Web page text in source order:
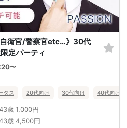
衛官/警察官etc…》30代
定パーティ
〜
タス 20代向け 30代向け 40代向け
歳 1,000円
歳 4,500円